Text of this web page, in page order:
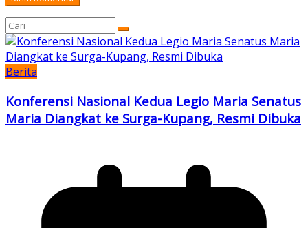
Berita
Konferensi Nasional Kedua Legio Maria Senatus
Maria Diangkat ke Surga-Kupang, Resmi Dibuka